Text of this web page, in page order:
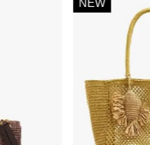
- 47 %